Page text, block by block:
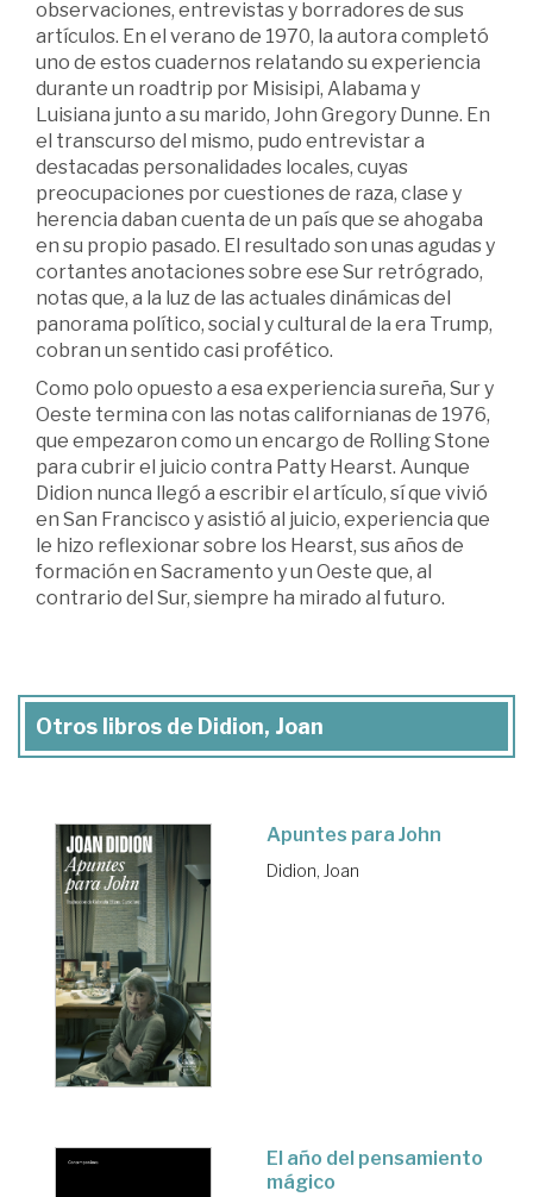
observaciones, entrevistas y borradores de sus
artículos. En el verano de 1970, la autora completó
uno de estos cuadernos relatando su experiencia
durante un roadtrip por Misisipi, Alabama y
Luisiana junto a su marido, John Gregory Dunne. En
el transcurso del mismo, pudo entrevistar a
destacadas personalidades locales, cuyas
preocupaciones por cuestiones de raza, clase y
herencia daban cuenta de un país que se ahogaba
en su propio pasado. El resultado son unas agudas y
cortantes anotaciones sobre ese Sur retrógrado,
notas que, a la luz de las actuales dinámicas del
panorama político, social y cultural de la era Trump,
cobran un sentido casi profético.
Como polo opuesto a esa experiencia sureña, Sur y
Oeste termina con las notas californianas de 1976,
que empezaron como un encargo de Rolling Stone
para cubrir el juicio contra Patty Hearst. Aunque
Didion nunca llegó a escribir el artículo, sí que vivió
en San Francisco y asistió al juicio, experiencia que
le hizo reflexionar sobre los Hearst, sus años de
formación en Sacramento y un Oeste que, al
contrario del Sur, siempre ha mirado al futuro.
Otros libros de Didion, Joan
Apuntes para John
Didion, Joan
El año del pensamiento
mágico